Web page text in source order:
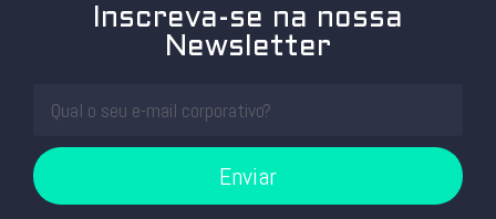
Inscreva-se na nossa
Newsletter
Enviar